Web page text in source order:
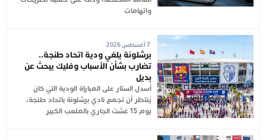
واتهامات
7 أغسطس 2026
برشلونة يلغي ودية اتحاد طنجة..
تضارب بشأن الأسباب وفليك يبحث عن
بديل
أُسدل الستار على المباراة الودية التي كان
يُنتظر أن تجمع نادي برشلونة باتحاد طنجة،
يوم 15 غشت الجاري بالملعب الكبير